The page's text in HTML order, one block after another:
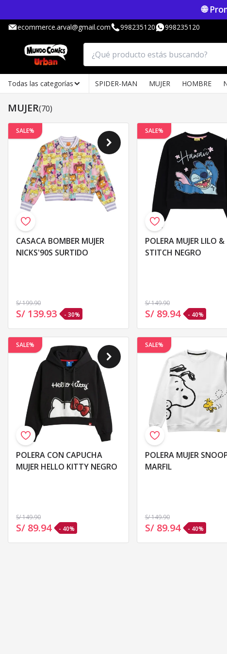
🌐
ecommerce.arval@gmail.com 998235120 998235120
Todas las categorías SPIDER-MAN MUJER HOMBRE
MUJER(70)
SALE%
CASACA BOMBER MUJER
NICKS'90S SURTIDO
S/ 199.90
S/ 139.93 - 30%
SALE%
POLERA MUJER LILO &
STITCH NEGRO
S/ 149.90
S/ 89.94 - 40%
SALE%
POLERA CON CAPUCHA
MUJER HELLO KITTY NEGRO
S/ 149.90
S/ 89.94 - 40%
SALE%
POLERA MUJER SNOOPY
MARFIL
S/ 149.90
S/ 89.94 - 40%